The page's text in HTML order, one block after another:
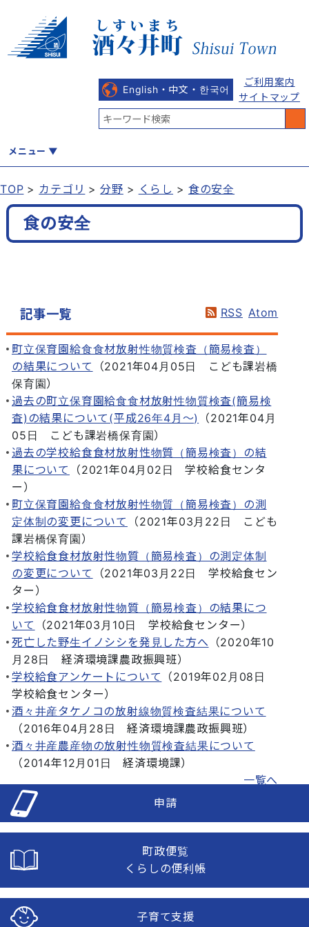
English・中文・한국어
ご利用案内
サイトマップ
メニュー
くらし 健康・福祉 産業・しごと
TOP カテゴリ 分野 くらし 食の安全
食の安全
記事一覧 RSS Atom
町立保育園給食食材放射性物質検査（簡易検査）
の結果について
（2021年04月05日
こども課岩橋
保育園）
過去の町立保育園給食食材放射性物質検査(簡易検
査)の結果について(平成26年4月～)
（2021年04月
05日
こども課岩橋保育園）
過去の学校給食食材放射性物質（簡易検査）の結
果について
（2021年04月02日
学校給食センタ
ー ）
町立保育園給食食材放射性物質（簡易検査）の測
定体制の変更について
（2021年03月22日
こども
課岩橋保育園）
学校給食食材放射性物質（簡易検査）の測定体制
の変更について
（2021年03月22日
学校給食セン
ター ）
学校給食食材放射性物質（簡易検査）の結果につ
いて
（2021年03月10日 学校給食センター）
死亡した野生イノシシを発見した方へ （2020年10
月28日
経済環境課農政振興班）
学校給食アンケートについて
（2019年02月08日
学校給食センター）
酒々井産タケノコの放射線物質検査結果について
（2016年04月28日 経済環境課農政振興班）
酒々井産農産物の放射性物質検査結果について
（2014年12月01日 経済環境課）
一覧へ
申請
町政便覧
くらしの便利帳
子育て支援